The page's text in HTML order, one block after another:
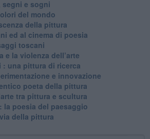
segni e sogni
del mondo
della pittura
ed al cinema di poesia
toscani
e la violenza dell’arte
: una pittura di ricerca
e innovazione
poeta della pittura
tra pittura e scultura
la poesia del paesaggio
della pittura